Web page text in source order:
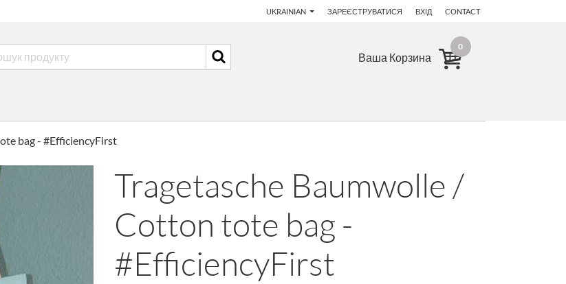
UKRAINIAN ЗАРЕЄСТРУВАТИСЯ ВХІД CONTACT
Ваша Корзина
0
bag - #EfficiencyFirst
Tragetasche Baumwolle /
Cotton tote bag -
#EfficiencyFirst